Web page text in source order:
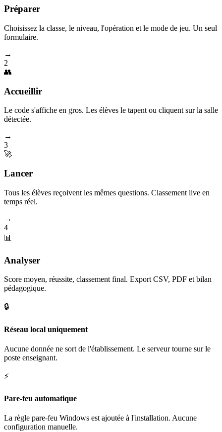
Préparer
Choisissez la classe, le niveau, l'opération et le mode de jeu. Un seul
formulaire.
→
2
👥
Accueillir
Le code s'affiche en gros. Les élèves le tapent ou cliquent sur la salle
détectée.
→
3
🚀
Lancer
Tous les élèves reçoivent les mêmes questions. Classement live en
temps réel.
→
4
📊
Analyser
Score moyen, réussite, classement final. Export CSV, PDF et bilan
pédagogique.
🔒
Réseau local uniquement
Aucune donnée ne sort de l'établissement. Le serveur tourne sur le
poste enseignant.
⚡
Pare-feu automatique
La règle pare-feu Windows est ajoutée à l'installation. Aucune
configuration manuelle.